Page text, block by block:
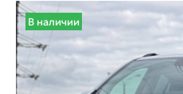
В наличии